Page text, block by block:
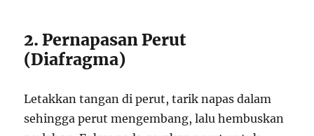
2. Pernapasan Perut
(Diafragma)
Letakkan tangan di perut, tarik napas dalam
sehingga perut mengembang, lalu hembuskan